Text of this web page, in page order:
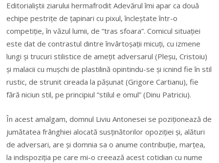
Editorialiștii ziarului hermafrodit Adevărul îmi apar ca două
echipe pestrițe de țapinari cu pixul, încleștate într-o
competiție, în văzul lumii, de “tras sfoara”. Comicul situației
este dat de contrastul dintre învârtoșații micuți, cu izmene
lungi și trucuri stilistice de amețit adversarul (Pleșu, Cristoiu)
și malacii cu mușchi de plastilină opintindu-se și icnind fie în stil
rustic, de strunit cireada la pășunat (Grigore Cartianu), fie
fără niciun stil, pe principiul “stilul e omul” (Dinu Patriciu).
În acest amalgam, domnul Liviu Antonesei se poziționează de
jumătatea frânghiei alocată susținătorilor opoziției și, alături
de adversari, are și domnia sa o anume contribuție, marțea,
la indispoziția pe care mi-o creează acest cotidian cu nume